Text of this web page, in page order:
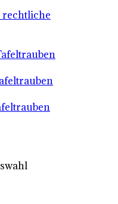
rechtliche